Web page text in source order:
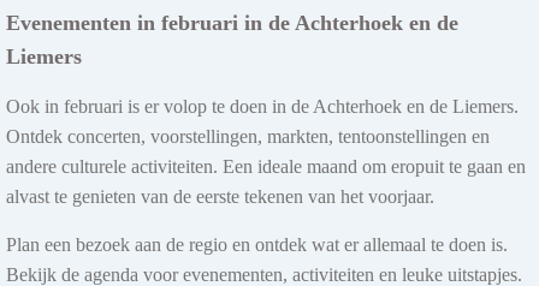
Evenementen in februari in de Achterhoek en de
Liemers
Ook in februari is er volop te doen in de Achterhoek en de Liemers.
Ontdek concerten, voorstellingen, markten, tentoonstellingen en
andere culturele activiteiten. Een ideale maand om eropuit te gaan en
alvast te genieten van de eerste tekenen van het voorjaar.
Plan een bezoek aan de regio en ontdek wat er allemaal te doen is.
Bekijk de agenda voor evenementen, activiteiten en leuke uitstapjes.